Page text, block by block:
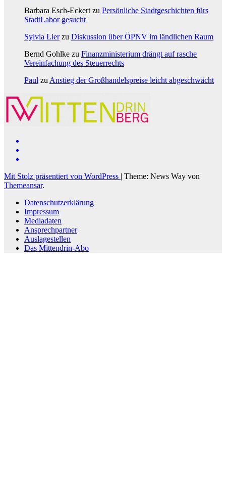
Barbara Esch-Eckert zu Persönliche Stadtgeschichten fürs
StadtLabor gesucht
Sylvia Lierzu Diskussion über ÖPNV im ländlichen Raum
Bernd Gohlke zu Finanzministerium drängt auf rasche
Vereinfachung des Steuerrechts
Paul zu Anstieg der Großhandelspreise leicht abgeschwächt
Mit Stolz präsentiert von WordPress | Theme: News Way von
Themeansar.
Datenschutzerklärung
Impressum
Mediadaten
Ansprechpartner
Auslagestellen
Das Mittendrin-Abo